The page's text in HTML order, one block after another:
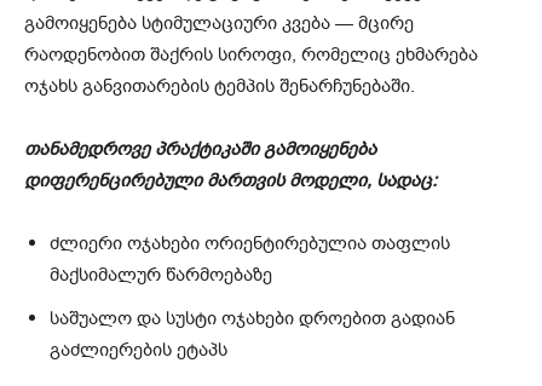
გამოიყენება სტიმულაციური კვება — მცირე
რაოდენობით შაქრის სიროფი, რომელიც ეხმარება
ოჯახს განვითარების ტემპის შენარჩუნებაში.
თანამედროვე პრაქტიკაში გამოიყენება
დიფერენცირებული მართვის მოდელი, სადაც:
ძლიერი ოჯახები ორიენტირებულია თაფლის
მაქსიმალურ წარმოებაზე
საშუალო და სუსტი ოჯახები დროებით გადიან
გაძლიერების ეტაპს